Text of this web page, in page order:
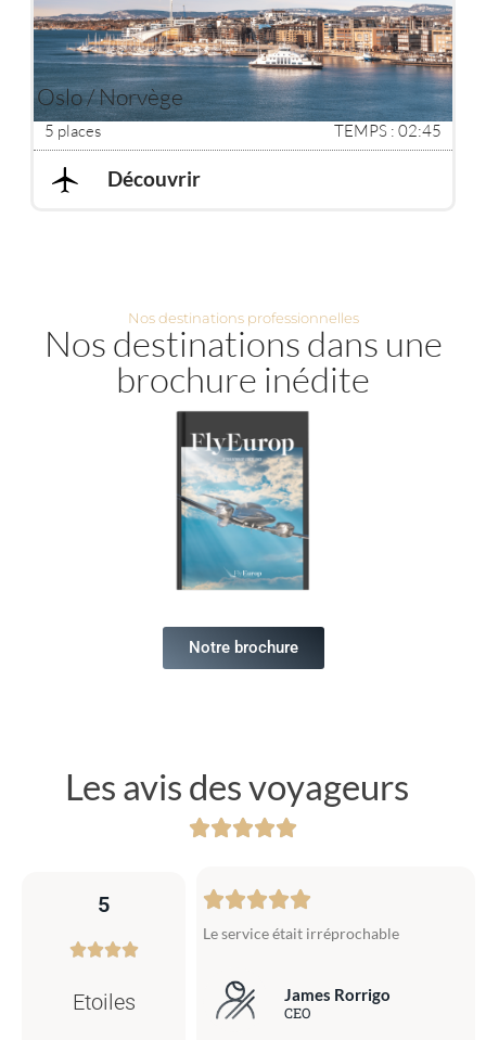
Oslo / Norvège
5 places TEMPS : 02:45
Découvrir
Nos destinations professionnelles
Nos destinations dans une
brochure inédite
Notre brochure
Les avis des voyageurs
5
Etoiles
Le service était irréprochable
James Rorrigo
CEO